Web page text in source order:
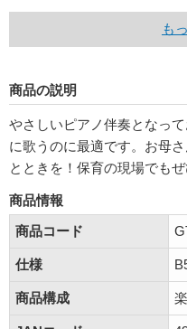
も
商品の説明
やさしいピアノ伴奏となっ
に歌うのに最適です。お母
とときを！保育の現場でもぜ
商品情報
商品コード
仕様
商品構成